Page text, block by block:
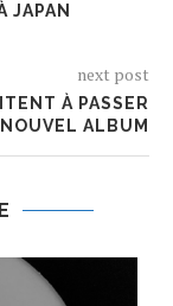
JAPAN
next post
À PASSER
ALBUM